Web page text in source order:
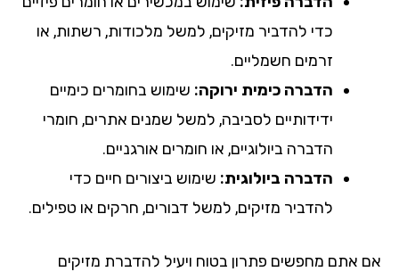
כדי להדביר מזיקים, למשל מלכודות, רשתות, או
זרמים חשמליים.
הדברה כימית ירוקה: שימוש בחומרים כימיים
ידידותיים לסביבה, למשל שמנים אתרים, חומרי
הדברה ביולוגיים, או חומרים אורגניים.
הדברה ביולוגית: שימוש ביצורים חיים כדי
להדביר מזיקים, למשל דבורים, חרקים או טפילים.
אם אתם מחפשים פתרון בטוח ויעיל להדברת מזיקים